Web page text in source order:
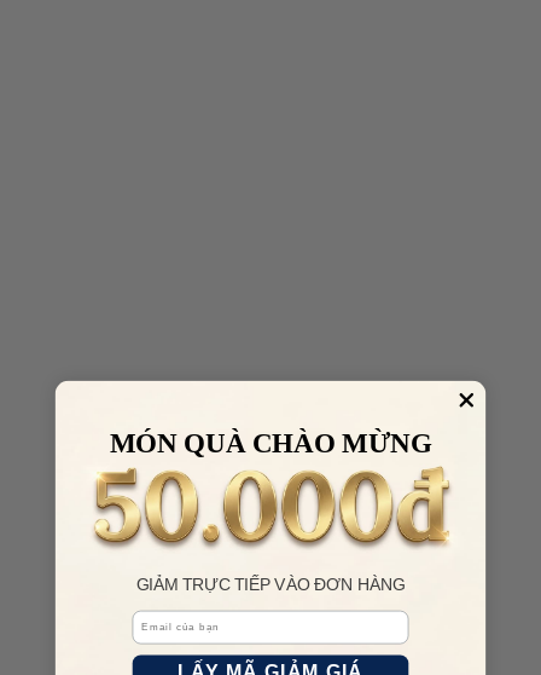
MÓN QUÀ CHÀO MỪNG
GIẢM TRỰC TIẾP VÀO ĐƠN HÀNG
Email